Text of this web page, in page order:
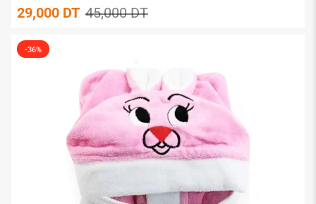
45,000DT
29,000 DT
-36%
✱